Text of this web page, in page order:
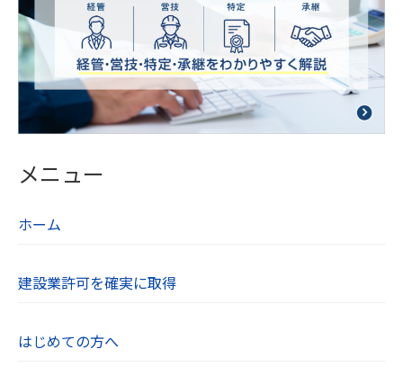
当社は法令及びガイドラインに別段の定めがある
場合を除き、同意を得ないで第三者に個人情報を
提供することは致しません。
【６．保有個人データの開示、訂正】
当社は本人から個人情報の開示を求められたとき
人情報の利用目的の通知や訂正、追加、削除、利
は、お問い合わせフォームよりご連絡ください。
絡先】
明点、苦情、その他のお問い合わせはお問い合わ
メニュー
ホーム
建設業許可を確実に取得
はじめての方へ